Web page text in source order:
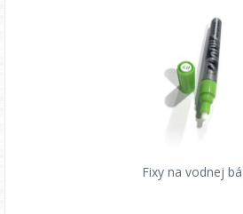
Fixy na vodnej